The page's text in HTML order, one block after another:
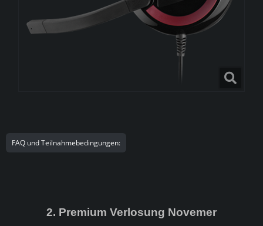
FAQ und Teilnahmebedingungen:
2. Premium Verlosung Novemer